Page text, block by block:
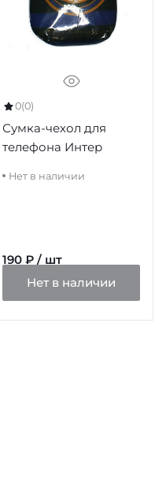
0(0)
Сумка-чехол для
телефона Интер
Нет в наличии
190 ₽ / шт
Нет в наличии